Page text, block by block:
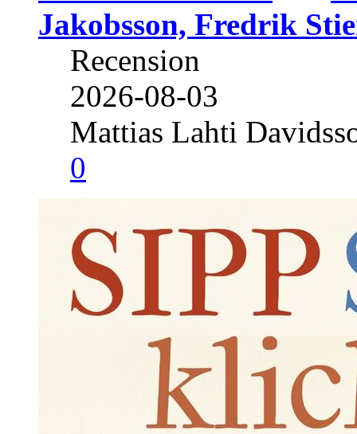
Jakobsson, Fredrik
Recension
2026-08-03
Mattias Lahti
0